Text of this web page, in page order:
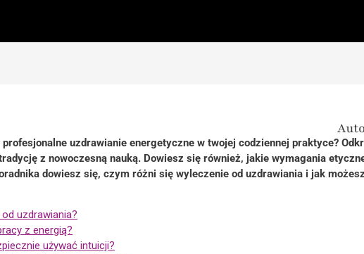
uzdrawianie energetyczne w twojej codziennej praktyce?
z nowoczesną nauką. Dowiesz się również, jakie wymagania
dowiesz się, czym różni się wyleczenie od uzdrawiania i jak
uzdrawiania?
z energią?
używać intuicji?